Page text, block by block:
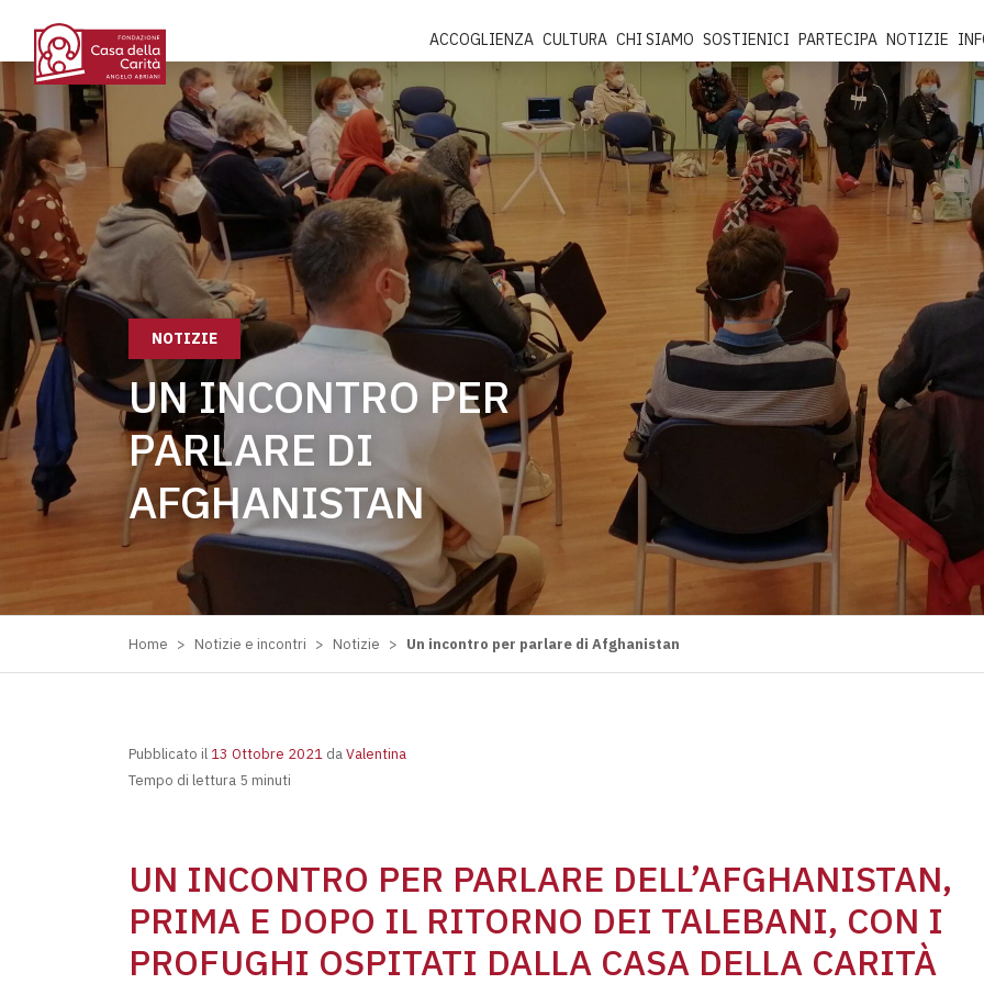
ACCOGLIENZA CULTURA CHI SIAMO SOSTIENICI PARTECIPA NOTIZIE
NOTIZIE
UN INCONTRO PER
PARLARE DI
AFGHANISTAN
Home > Notizie e incontri > Notizie > Un incontro per parlare di Afghanistan
Pubblicato il 13 Ottobre 2021 daValentina
Tempo di lettura 5 minuti
UN INCONTRO PER PARLARE DELL’AFGHANISTAN,
PRIMA E DOPO IL RITORNO DEI TALEBANI, CON I
PROFUGHI OSPITATI DALLA CASA DELLA CARITÀ